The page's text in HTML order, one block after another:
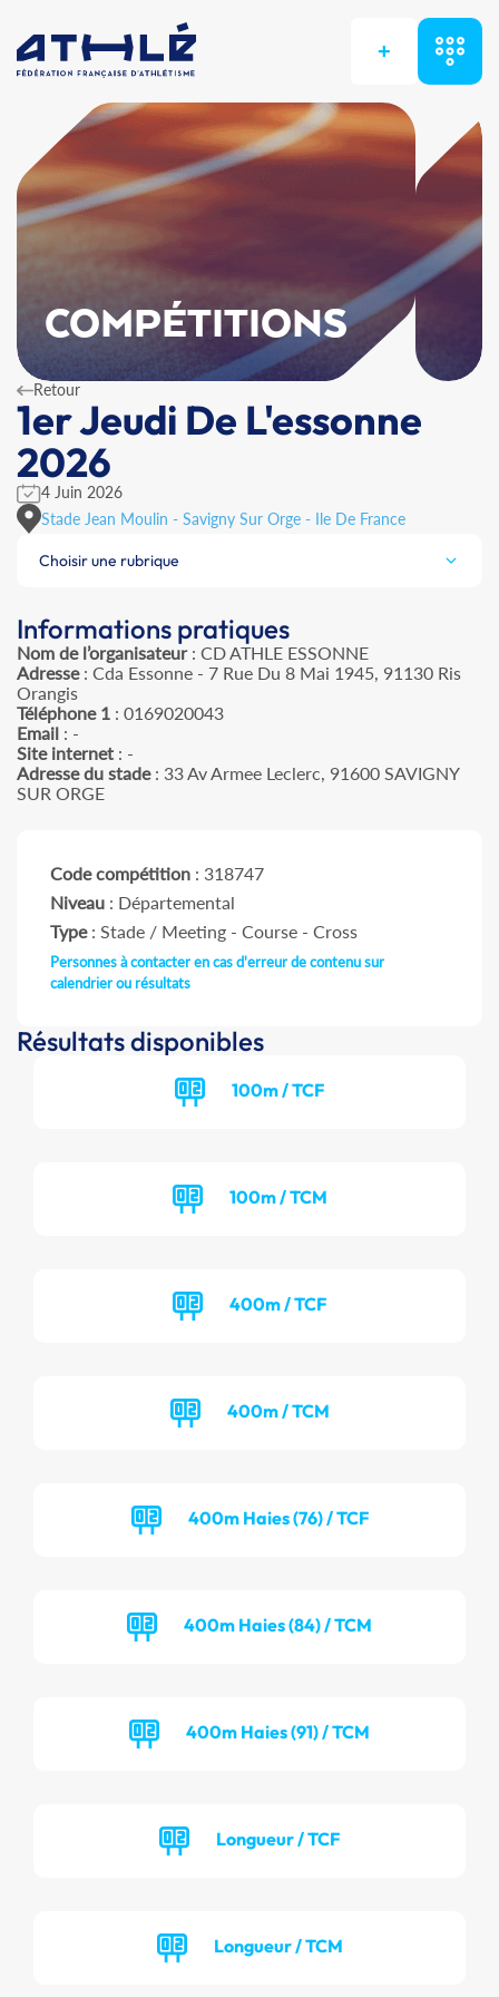
+
COMPÉTITIONS
Retour
1er Jeudi De L'essonne
2026
4 Juin 2026
Stade Jean Moulin - Savigny Sur Orge - Ile De France
Choisir une rubrique
Informations pratiques
Nom de l’organisateur: CD ATHLE ESSONNE
Adresse: Cda Essonne - 7 Rue Du 8 Mai 1945, 91130 Ris
Orangis
Téléphone 1 : 0169020043
Email : -
Site internet : -
Adresse du stade: 33 Av Armee Leclerc, 91600 SAVIGNY
SUR ORGE
Code compétition : 318747
Niveau : Départemental
Type: Stade / Meeting - Course - Cross
Personnes à contacter en cas d'erreur de contenu sur
calendrier ou résultats
Résultats disponibles
100m / TCF
100m / TCM
400m / TCF
400m / TCM
400m Haies (76) / TCF
400m Haies (84) / TCM
400m Haies (91) / TCM
Longueur / TCF
Longueur / TCM